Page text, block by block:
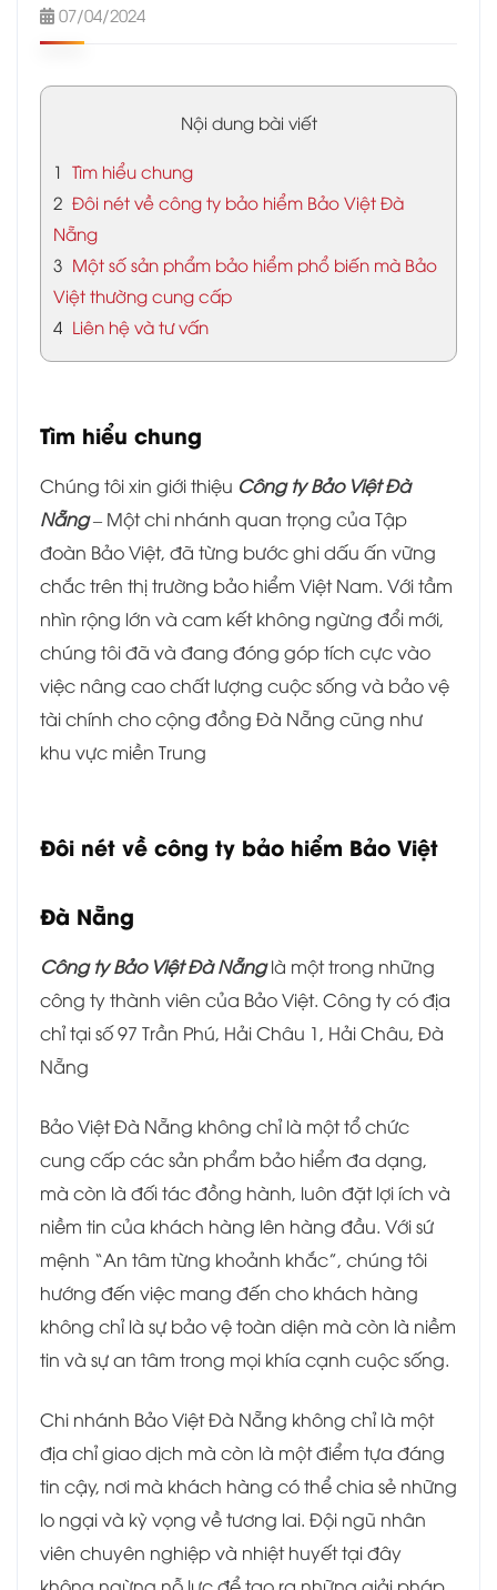
07/04/2024
Nội dung bài viết
1 Tìm hiểu chung
2 Đôi nét về công ty bảo hiểm Bảo Việt Đà
Nẵng
3 Một số sản phẩm bảo hiểm phổ biến mà Bảo
Việt thường cung cấp
4 Liên hệ và tư vấn
Tìm hiểu chung
Chúng tôi xin giới thiệu Công ty Bảo Việt Đà
Nẵng– Một chi nhánh quan trọng của Tập
đoàn Bảo Việt, đã từng bước ghi dấu ấn vững
chắc trên thị trường bảo hiểm Việt Nam. Với tầm
nhìn rộng lớn và cam kết không ngừng đổi mới,
chúng tôi đã và đang đóng góp tích cực vào
việc nâng cao chất lượng cuộc sống và bảo vệ
tài chính cho cộng đồng Đà Nẵng cũng như
khu vực miền Trung
Đôi nét về công ty bảo hiểm Bảo Việt
Đà Nẵng
Công ty Bảo Việt Đà Nẵnglà một trong những
công ty thành viên của Bảo Việt. Công ty có địa
chỉ tại số97 Trần Phú, Hải Châu 1, Hải Châu, Đà
Nẵng
Bảo Việt Đà Nẵng không chỉ là một tổ chức
cung cấp các sản phẩm bảo hiểm đa dạng,
mà còn là đối tác đồng hành, luôn đặt lợi ích và
niềm tin của khách hàng lên hàng đầu. Với sứ
mệnh “An tâm từng khoảnh khắc”, chúng tôi
hướng đến việc mang đến cho khách hàng
không chỉ là sự bảo vệ toàn diện mà còn là niềm
tin và sự an tâm trong mọi khía cạnh cuộc sống.
Chi nhánh Bảo Việt Đà Nẵng không chỉ là một
địa chỉ giao dịch mà còn là một điểm tựa đáng
tin cậy, nơi mà khách hàng có thể chia sẻ những
lo ngại và kỳ vọng về tương lai. Đội ngũ nhân
viên chuyên nghiệp và nhiệt huyết tại đây